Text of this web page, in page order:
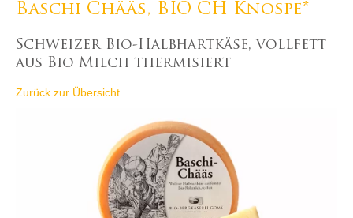
Baschi Chääs, BIO CH Knospe*
Schweizer Bio-Halbhartkäse, vollfett
aus Bio Milch thermisiert
Zurück zur Übersicht